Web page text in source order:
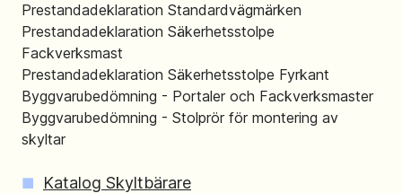
Prestandadeklaration Standardvägmärken
Prestandadeklaration Säkerhetsstolpe
Fackverksmast
Prestandadeklaration Säkerhetsstolpe Fyrkant
Byggvarubedömning - Portaler och Fackverksmaster
Byggvarubedömning - Stolprör för montering av
skyltar
Katalog Skyltbärare